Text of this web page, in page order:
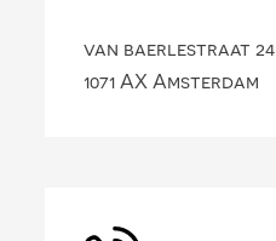
van baerlestraat 24
1071 AX Amsterdam